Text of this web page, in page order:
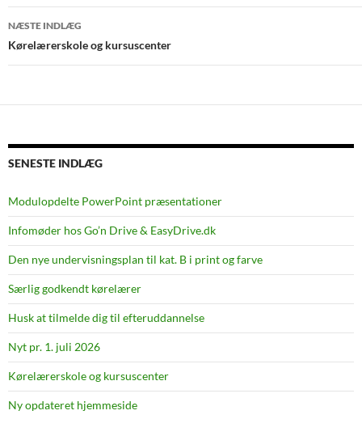
Indlægsnavigation
NÆSTE INDLÆG
Kørelærerskole og kursuscenter
SENESTE INDLÆG
Modulopdelte PowerPoint præsentationer
Infomøder hos Go’n Drive & EasyDrive.dk
Den nye undervisningsplan til kat. B i print og farve
Særlig godkendt kørelærer
Husk at tilmelde dig til efteruddannelse
Nyt pr. 1. juli 2026
Kørelærerskole og kursuscenter
Ny opdateret hjemmeside